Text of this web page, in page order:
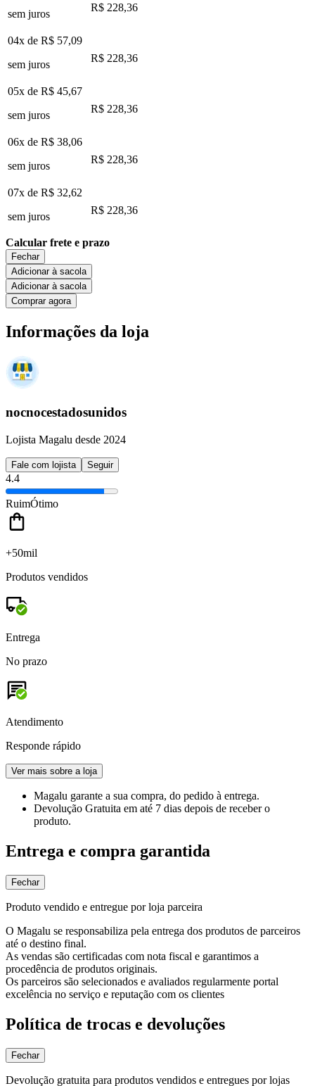
sem juros
R$ 228,36
04x de R$ 57,09
sem juros
R$ 228,36
05x de R$ 45,67
sem juros
R$ 228,36
06x de R$ 38,06
sem juros
R$ 228,36
07x de R$ 32,62
sem juros
R$ 228,36
Calcular frete e prazo
Fechar
Adicionar à sacola
Adicionar à sacola
Comprar agora
Informações da loja
nocnocestadosunidos
Lojista Magalu desde 2024
Fale com lojista Seguir
4.4
RuimÓtimo
+50mil
Produtos vendidos
Entrega
No prazo
Atendimento
Responde rápido
Ver mais sobre a loja
Magalu garante a sua compra, do pedido à entrega.
Devolução Gratuita em até 7 dias depois de receber o
produto.
Entrega e compra garantida
Fechar
Produto vendido e entregue por loja parceira
O Magalu se responsabiliza pela entrega dos produtos de parceiros
até o destino final.
As vendas são certificadas com nota fiscal e garantimos a
procedência de produtos originais.
Os parceiros são selecionados e avaliados regularmente portal
excelência no serviço e reputação com os clientes
Política de trocas e devoluções
Fechar
Devolução gratuita para produtos vendidos e entregues por lojas